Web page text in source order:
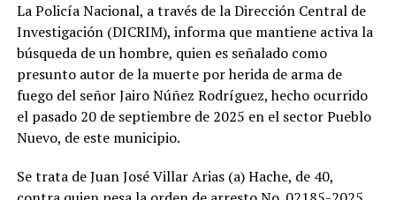
La Policía Nacional, a través de la Dirección Central de
Investigación (DICRIM), informa que mantiene activa la
búsqueda de un hombre, quien es señalado como
presunto autor de la muerte por herida de arma de
fuego del señor Jairo Núñez Rodríguez, hecho ocurrido
el pasado 20 de septiembre de 2025 en el sector Pueblo
Nuevo, de este municipio.
Se trata de Juan José Villar Arias (a) Hache, de 40,